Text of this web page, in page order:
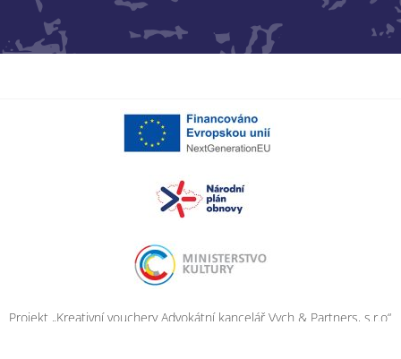
Projekt „Kreativní vouchery Advokátní kancelář Vych & Partners, s.r.o“